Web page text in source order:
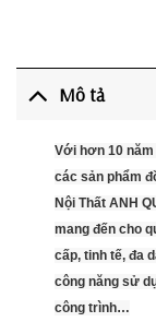
Mô tả
Với hơn 10
các sản phẩm
Nội Thất ANH
mang đến cho
cấp, tinh tế, đa
công năng sử
công trình…